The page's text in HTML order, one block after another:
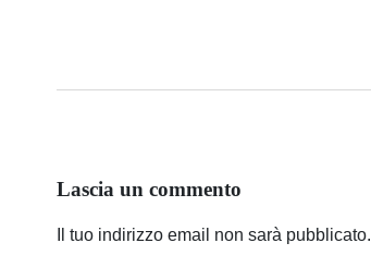
Lascia un commento
Il tuo indirizzo email non sarà pubblicato.